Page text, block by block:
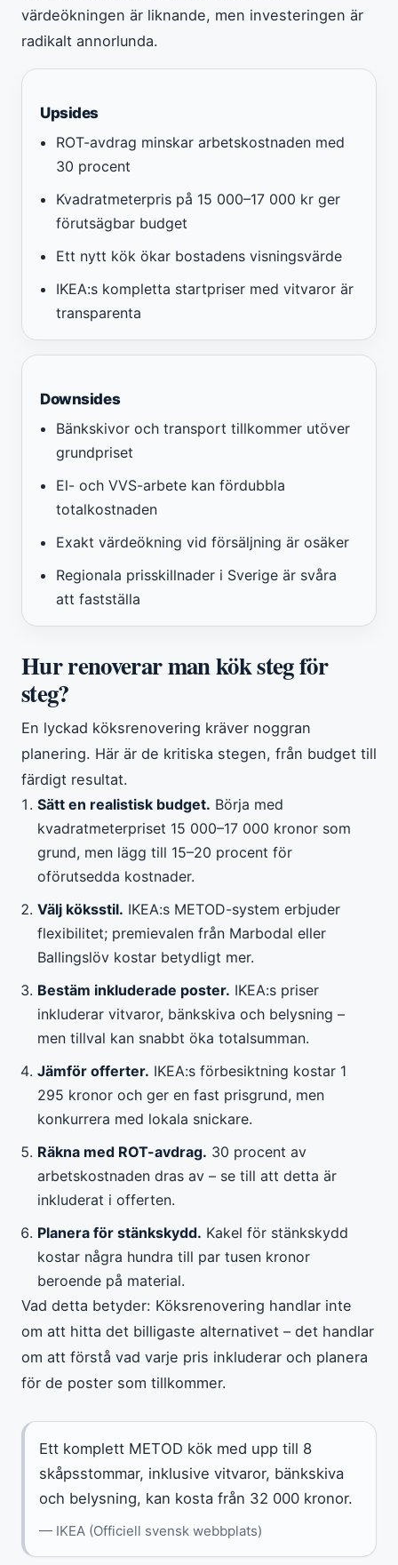
värdeökningen är liknande, men investeringen är
radikalt annorlunda.
Upsides
ROT-avdrag minskar arbetskostnaden med
30 procent
Kvadratmeterpris på 15 000–17 000 kr ger
förutsägbar budget
Ett nytt kök ökar bostadens visningsvärde
IKEA:s kompletta startpriser med vitvaror är
transparenta
Downsides
Bänkskivor och transport tillkommer utöver
grundpriset
El- och VVS-arbete kan fördubbla
totalkostnaden
Exakt värdeökning vid försäljning är osäker
Regionala prisskillnader i Sverige är svåra
att fastställa
Hur renoverar man kök steg för
steg?
En lyckad köksrenovering kräver noggran
planering. Här är de kritiska stegen, från budget till
färdigt resultat.
Sätt en realistisk budget. Börja med
kvadratmeterpriset 15 000–17 000 kronor som
grund, men lägg till 15–20 procent för
oförutsedda kostnader.
Välj köksstil. IKEA:s METOD-system erbjuder
flexibilitet; premievalen från Marbodal eller
Ballingslöv kostar betydligt mer.
Bestäm inkluderade poster. IKEA:s priser
inkluderar vitvaror, bänkskiva och belysning –
men tillval kan snabbt öka totalsumman.
Jämför offerter. IKEA:s förbesiktning kostar 1
295 kronor och ger en fast prisgrund, men
konkurrera med lokala snickare.
Räkna med ROT-avdrag. 30 procent av
arbetskostnaden dras av – se till att detta är
inkluderat i offerten.
Planera för stänkskydd. Kakel för stänkskydd
kostar några hundra till par tusen kronor
beroende på material.
Vad detta betyder: Köksrenovering handlar inte
om att hitta det billigaste alternativet – det handlar
om att förstå vad varje pris inkluderar och planera
för de poster som tillkommer.
Ett komplett METOD kök med upp till 8
skåpsstommar, inklusive vitvaror, bänkskiva
och belysning, kan kosta från 32 000 kronor.
— IKEA (Officiell svensk webbplats)